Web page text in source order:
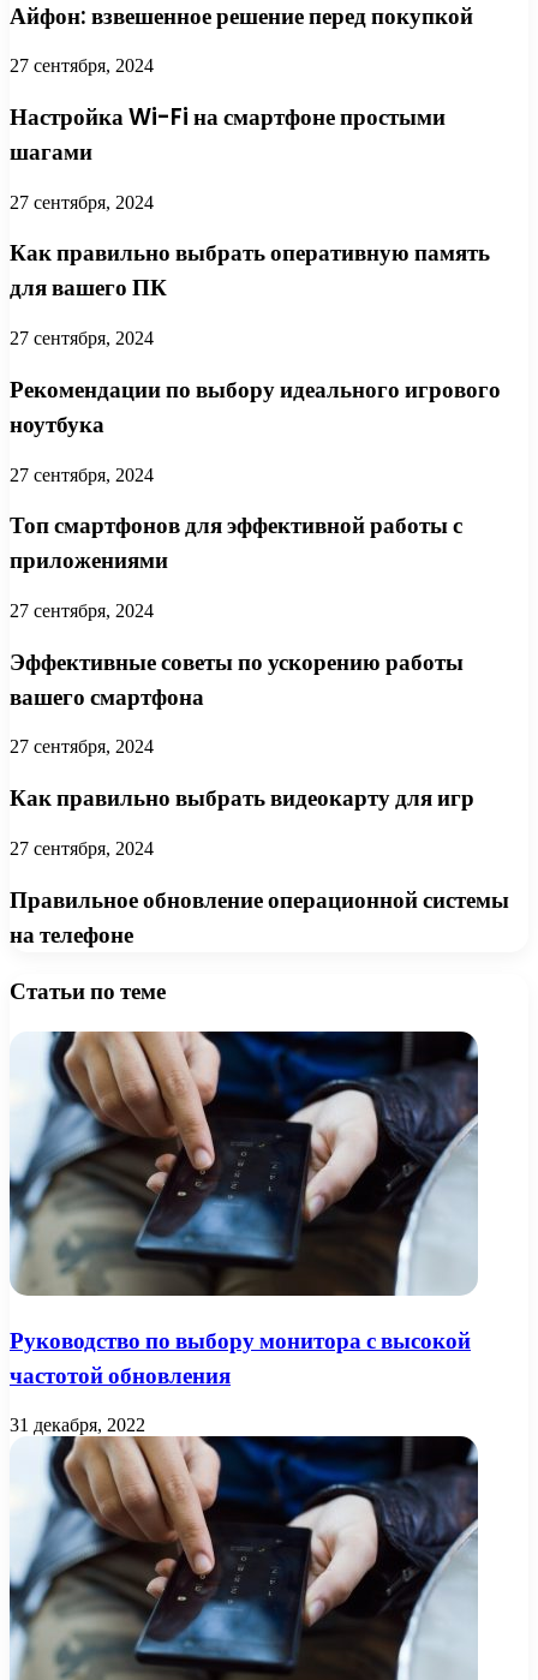
Айфон: взвешенное решение перед покупкой
27 сентября, 2024
Настройка Wi-Fi на смартфоне простыми
шагами
27 сентября, 2024
Как правильно выбрать оперативную память
для вашего ПК
27 сентября, 2024
Рекомендации по выбору идеального игрового
ноутбука
27 сентября, 2024
Топ смартфонов для эффективной работы с
приложениями
27 сентября, 2024
Эффективные советы по ускорению работы
вашего смартфона
27 сентября, 2024
Как правильно выбрать видеокарту для игр
27 сентября, 2024
Правильное обновление операционной системы
на телефоне
Статьи по теме
Руководство по выбору монитора с высокой
частотой обновления
31 декабря, 2022